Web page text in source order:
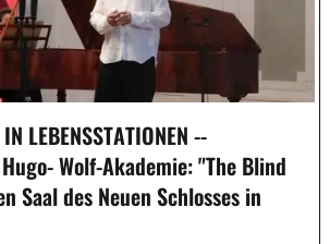
LEBENSSTATIONEN --
Wolf-Akademie: "The Blind
Saal des Neuen Schlosses in